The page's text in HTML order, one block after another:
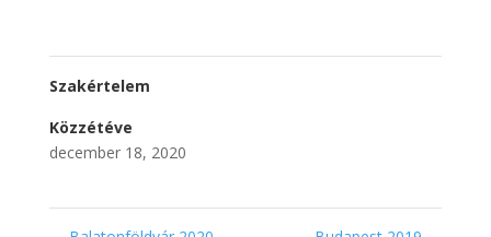
Szakértelem
Közzétéve
december 18, 2020